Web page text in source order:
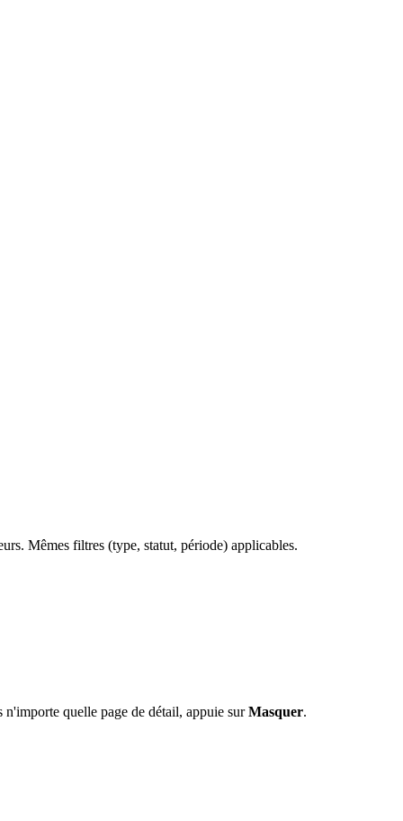
Mêmes filtres (type, statut, période) applicables.
n'importe quelle page de détail, appuie surMasquer.